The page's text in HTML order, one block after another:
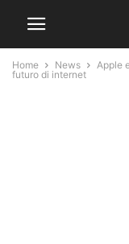
Home News
Apple
futuro di internet